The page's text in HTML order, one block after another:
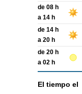
de 08 h
a 14 h
de 14 h
a 20 h
de 20 h
a 02 h
El tiempo el